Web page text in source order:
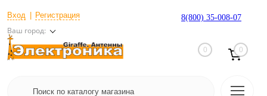
Вход Регистрация
Ваш город:
8(800) 35-008-07
0 0